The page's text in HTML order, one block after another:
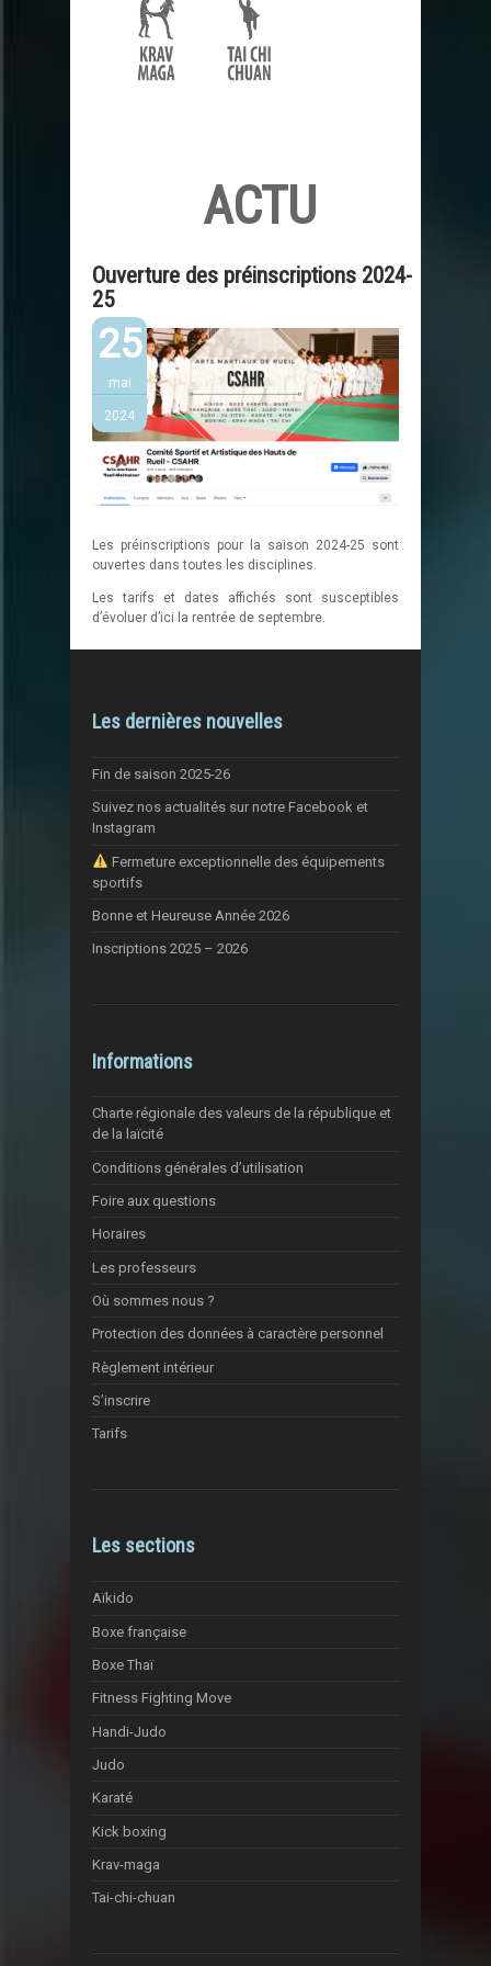
ACTU
Ouverture des préinscriptions 2024-
25
25
mai
2024
Les préinscriptions pour la saison 2024-25 sont
ouvertes dans toutes les disciplines.
Les tarifs et dates affichés sont susceptibles
d’évoluer d’ici la rentrée de septembre.
Les dernières nouvelles
Fin de saison 2025-26
Suivez nos actualités sur notre Facebook et
Instagram
Fermeture exceptionnelle des équipements
sportifs
Bonne et Heureuse Année 2026
Inscriptions 2025 – 2026
Informations
Charte régionale des valeurs de la république et
de la laïcité
Conditions générales d’utilisation
Foire aux questions
Horaires
Les professeurs
Où sommes nous ?
Protection des données à caractère personnel
Règlement intérieur
S’inscrire
Tarifs
Les sections
Aïkido
Boxe française
Boxe Thaï
Fitness Fighting Move
Handi-Judo
Judo
Karaté
Kick boxing
Krav-maga
Tai-chi-chuan